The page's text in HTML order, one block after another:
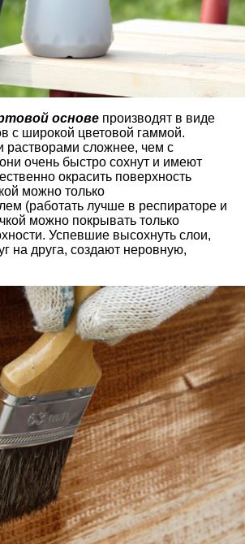
основе производят в виде
с широкой цветовой гаммой.
растворами сложнее, чем с
очень быстро сохнут и имеют
окрасить поверхность
можно только
(работать лучше в респираторе и
можно покрывать только
Успевшие высохнуть слои,
на друга, создают неровную,